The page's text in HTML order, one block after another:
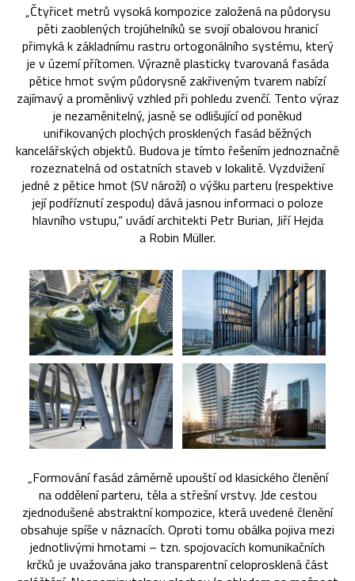
„Čtyřicet metrů vysoká kompozice založená na půdorysu
pěti zaoblených trojúhelníků se svojí obalovou hranicí
přimyká k základnímu rastru ortogonálního systému, který
je v území přítomen. Výrazně plasticky tvarovaná fasáda
pětice hmot svým půdorysně zakřiveným tvarem nabízí
zajímavý a proměnlivý vzhled při pohledu zvenčí. Tento výraz
je nezaměnitelný, jasně se odlišující od poněkud
unifikovaných plochých prosklených fasád běžných
kancelářských objektů. Budova je tímto řešením jednoznačně
rozeznatelná od ostatních staveb v lokalitě. Vyzdvižení
jedné z pětice hmot (SV nároží) o výšku parteru (respektive
její podříznutí zespodu) dává jasnou informaci o poloze
hlavního vstupu,“ uvádí architekti Petr Burian, Jiří Hejda
a Robin Müller.
„Formování fasád záměrně upouští od klasického členění
na oddělení parteru, těla a střešní vrstvy. Jde cestou
zjednodušené abstraktní kompozice, která uvedené členění
obsahuje spíše v náznacích. Oproti tomu obálka pojiva mezi
jednotlivými hmotami – tzn. spojovacích komunikačních
krčků je uvažována jako transparentní celoprosklená část